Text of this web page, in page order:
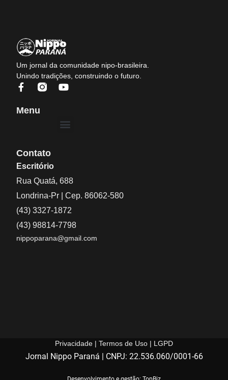
Um jornal da comunidade nipo-brasileira.
Unindo tradições, construindo o futuro.
Menu
Contato
Escritório
Rua Quatá, 688
Londrina-Pr | Cep. 86062-580
(43) 3327-1872
(43) 98814-7798
nippoparana@gmail.com
Privacidade | Termos de Uso | LGPD
Jornal Nippo Paraná | CNPJ: 22.536.060/0001-66